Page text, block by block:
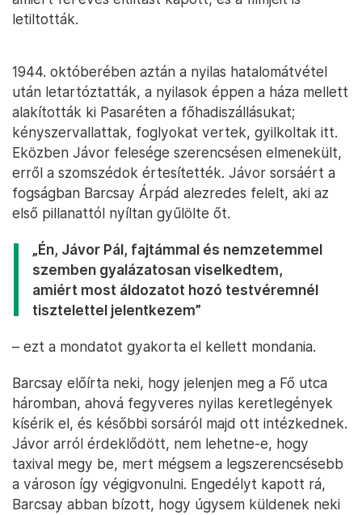
letiltották.
1944. októberében aztán a nyilas hatalomátvétel
után letartóztatták, a nyilasok éppen a háza mellett
alakították ki Pasaréten a főhadiszállásukat;
kényszervallattak, foglyokat vertek, gyilkoltak itt.
Eközben Jávor felesége szerencsésen elmenekült,
erről a szomszédok értesítették. Jávor sorsáért a
fogságban Barcsay Árpád alezredes felelt, aki az
első pillanattól nyíltan gyűlölte őt.
„Én, Jávor Pál, fajtámmal és nemzetemmel
szemben gyalázatosan viselkedtem,
amiért most áldozatot hozó testvéremnél
tisztelettel jelentkezem”
– ezt a mondatot gyakorta el kellett mondania.
Barcsay előírta neki, hogy jelenjen meg a Fő utca
háromban, ahová fegyveres nyilas keretlegények
kísérik el, és későbbi sorsáról majd ott intézkednek.
Jávor arról érdeklődött, nem lehetne-e, hogy
taxival megy be, mert mégsem a legszerencsésebb
a városon így végigvonulni. Engedélyt kapott rá,
Barcsay abban bízott, hogy úgysem küldenek neki